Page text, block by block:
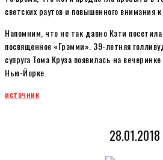
светских раутов и повышенного внимания к
Напомним, что не так давно Кэти
посвященное «Грэмми». 39-летняя
супруга Тома Круза появилась на
Нью-Йорке.
источник
28.01.2018